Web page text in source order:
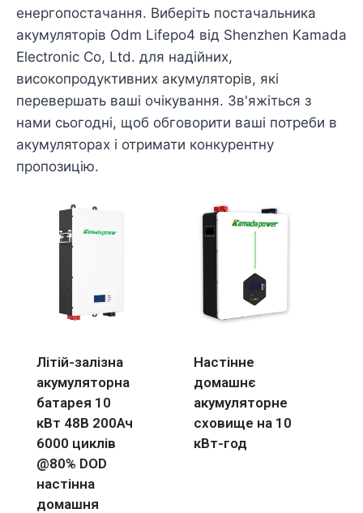
енергопостачання. Виберіть постачальника
акумуляторів Odm Lifepo4 від Shenzhen Kamada
Electronic Co, Ltd. для надійних,
високопродуктивних акумуляторів, які
перевершать ваші очікування. Зв'яжіться з
нами сьогодні, щоб обговорити ваші потреби в
акумуляторах і отримати конкурентну
пропозицію.
Літій-залізна
акумуляторна
батарея 10
кВт 48В 200Ач
6000 циклів
@80% DOD
настінна
домашня
Настінне
домашнє
акумуляторне
сховище на 10
кВт-год